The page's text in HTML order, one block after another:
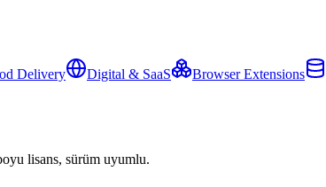
Delivery Digital & SaaS Browser Extensions
lisans, sürüm uyumlu.